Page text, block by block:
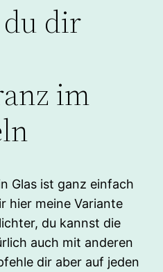
du dir
im
Glas ist ganz einfach
hier meine Variante
du kannst die
auch mit anderen
dir aber auf jeden